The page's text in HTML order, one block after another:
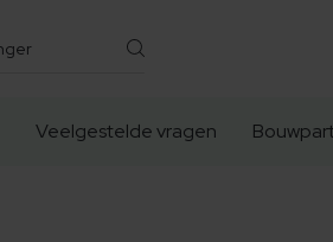
Veelgestelde vragen